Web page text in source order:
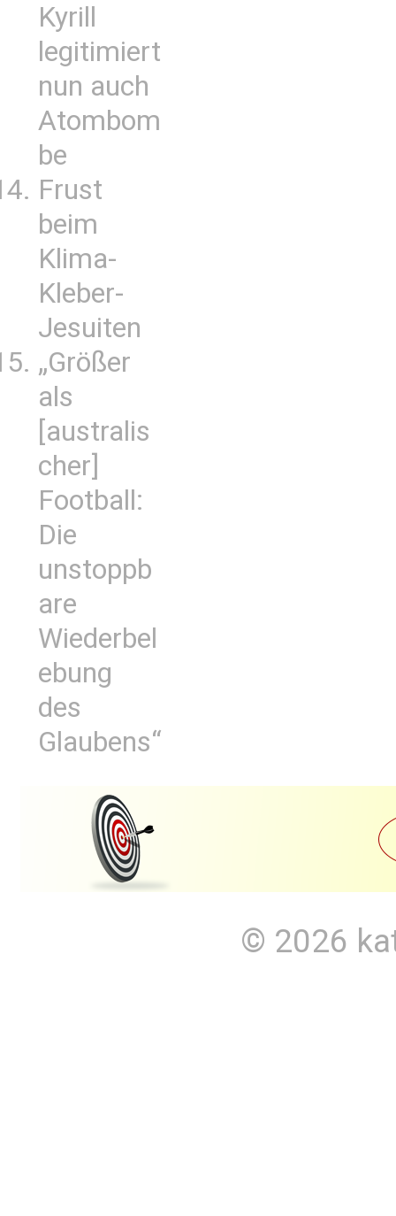
Kyrill
legitimiert
nun auch
Atombom
be
Frust
beim
Klima-
Kleber-
Jesuiten
„Größer
als
[australis
cher]
Football:
Die
unstoppb
are
Wiederbel
ebung
des
Glaubens“
© 2026